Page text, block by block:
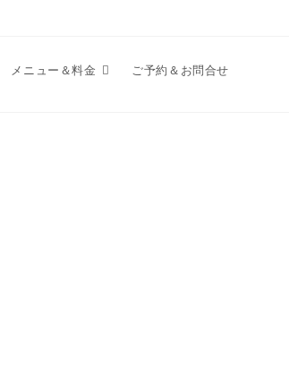
メニュー＆料金 ご予約＆お問合せ